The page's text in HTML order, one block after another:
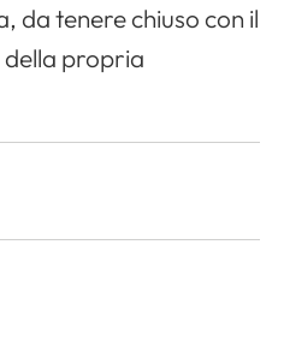
da tenere chiuso con il
della propria